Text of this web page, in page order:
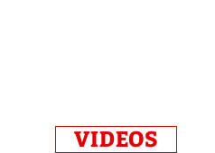
VIDEOS